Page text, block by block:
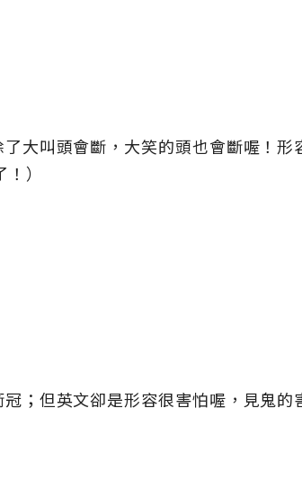
大叫頭會斷，大笑的頭也會斷喔！形
）
；但英文卻是形容很害怕喔，見鬼的